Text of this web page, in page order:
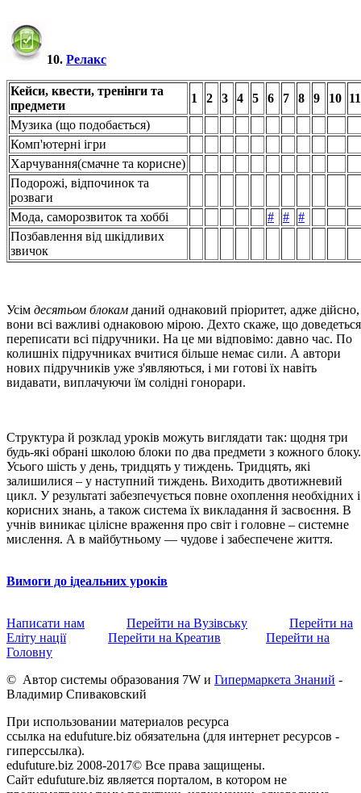
10. Релакс
Кейси, квести, тренінги та
предмети
1 2 3 4 5 6 7 8 9 10 11
Музика (що подобається)
Комп'ютерні ігри
Харчування(смачне та корисне)
Подорожі, відпочинок та
розваги
Мода, саморозвиток та хоббі
# #
#
Позбавлення від шкідливих
звичок
Усім десятьом блокам даний однаковий пріоритет, адже дійсно,
вони всі важливі однаковою мірою. Дехто скаже, що доведеться
переписати всі підручники. На це ми відповімо: давно час. По
колишніх підручниках вчитися більше немає сили. А автори
нових підручників уже з'являються, і ми готові їх навіть
видавати, виплачуючи їм солідні гонорари.
Структура й розклад уроків можуть виглядати так: щодня три
будь-які обрані школою блоки по два предмети з кожного блоку.
Усього шість у день, тридцять у тиждень. Тридцять, які
залишилися – у наступний тиждень. Виходить двотижневий
цикл. У результаті забезпечується повне охоплення необхідних і
корисних знань, а також система їх викладання й засвоєння. В
учнів виникає цілісне враження про світ і головне – системне
мислення. А в майбутньому — чудове і забеспечене життя.
Вимоги до ідеальних уроків
Написати нам Перейти на Вузівську
Перейти на
Еліту нації
Перейти на Креатив
Перейти на
Головну
© Автор системы образования 7W и Гипермаркета Знаний -
Владимир Спиваковский
При использовании материалов ресурса
ссылка на edufuture.biz обязательна (для интернет ресурсов -
гиперссылка).
edufuture.biz 2008-2017© Все права защищены.
Сайт edufuture.biz является порталом, в котором не